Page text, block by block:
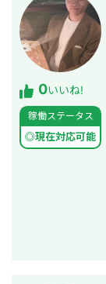
0いいね!
稼働ステータス
◎現在対応可能